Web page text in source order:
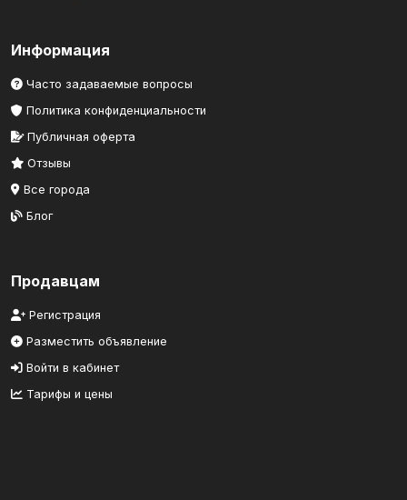
Информация
Часто задаваемые вопросы
Политика конфиденциальности
Публичная оферта
Отзывы
Все города
Блог
Продавцам
Регистрация
Разместить объявление
Войти в кабинет
Тарифы и цены